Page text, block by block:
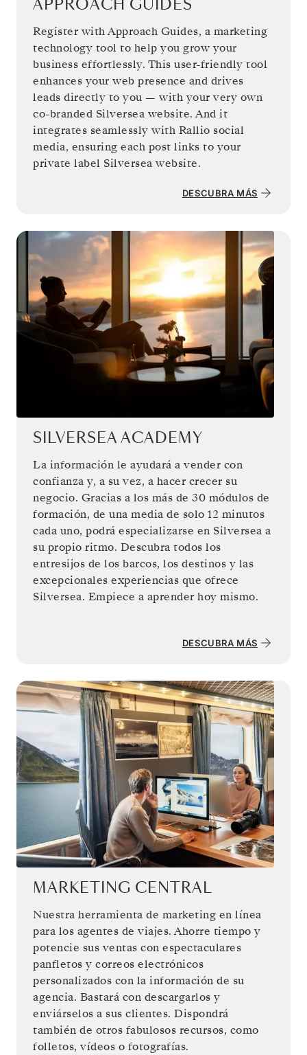
APPROACH GUIDES
Register with Approach Guides, a marketing
technology tool to help you grow your
business effortlessly. This user-friendly tool
enhances your web presence and drives
leads directly to you — with your very own
co-branded Silversea website. And it
integrates seamlessly with Rallio social
media, ensuring each post links to your
private label Silversea website.
DESCUBRA MÁS
SILVERSEA ACADEMY
La información le ayudará a vender con
confianza y, a su vez, a hacer crecer su
negocio. Gracias a los más de 30 módulos de
formación, de una media de solo 12 minutos
cada uno, podrá especializarse en Silversea a
su propio ritmo. Descubra todos los
entresijos de los barcos, los destinos y las
excepcionales experiencias que ofrece
Silversea. Empiece a aprender hoy mismo.
DESCUBRA MÁS
MARKETING CENTRAL
Nuestra herramienta de marketing en línea
para los agentes de viajes. Ahorre tiempo y
potencie sus ventas con espectaculares
panfletos y correos electrónicos
personalizados con la información de su
agencia. Bastará con descargarlos y
enviárselos a sus clientes. Dispondrá
también de otros fabulosos recursos, como
folletos, vídeos o fotografías.